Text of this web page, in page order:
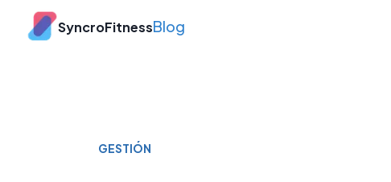
SyncroFitnessBlog
GESTIÓN